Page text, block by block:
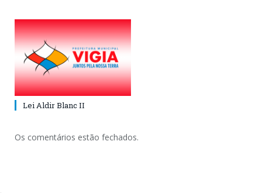
Lei Aldir Blanc II
Os comentários estão fechados.